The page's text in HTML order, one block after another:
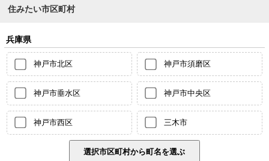
住みたい市区町村
兵庫県
神戸市北区 神戸市須磨区
神戸市垂水区 神戸市中央区
神戸市西区 三木市